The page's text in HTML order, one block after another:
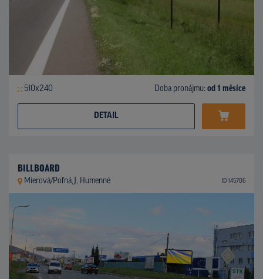
510x240 Doba pronájmu: od 1 měsíce
DETAIL
BILLBOARD
Mierová/Poľná,J, Humenné ID 145706